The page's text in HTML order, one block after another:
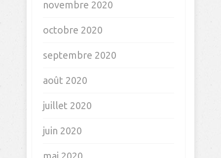
novembre 2020
octobre 2020
septembre 2020
août 2020
juillet 2020
juin 2020